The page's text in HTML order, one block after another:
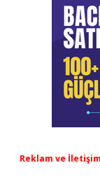
Reklam ve